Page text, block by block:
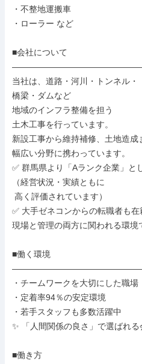
・不整地運搬車
・ローラー など
■会社について
当社は、道路・河川・トンネル・
橋梁・ダムなど
地域のインフラ整備を担う
土木工事を行っています。
新設工事から維持補修、土地造成
幅広い分野に携わっています。
✅ 群馬県より「Aランク企業」と
（経営状況・実績ともに
✅ 大手ゼネコンからの転職者も在
現場と管理の両方に関われる環境
■働く環境
・チームワークを大切にした職場
・定着率94％の安定環境
・若手スタッフも多数活躍中
✨ 「人間関係の良さ」で選ばれる
■働き方